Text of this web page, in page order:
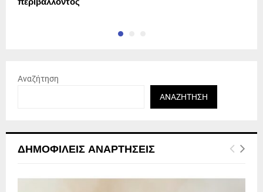
Αναζήτηση
ΑΝΑΖΉΤΗΣΗ
ΔΗΜΟΦΙΛΕΊΣ ΑΝΑΡΤΉΣΕΙΣ